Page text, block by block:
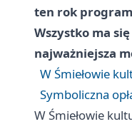
ten rok
Wszystko ma
najważniejsza
W Śmiełowie
Symboliczna
W Śmiełowie